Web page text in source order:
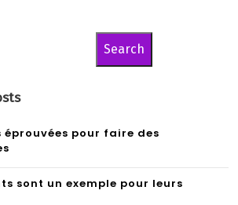
Search
éprouvées pour faire des
sont un exemple pour leurs